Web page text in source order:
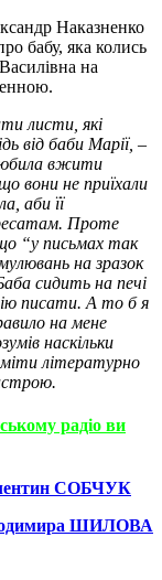
Наказненко
бабу, яка колись
на
листи, які
від баби Марії, –
вжити
вони не приїхали
аби її
Проте
“у письмах так
на зразок
сидить на печі
писати. А то б я
на мене
наскільки
літературно
радіо ви
СОБЧУК
ШИЛОВА